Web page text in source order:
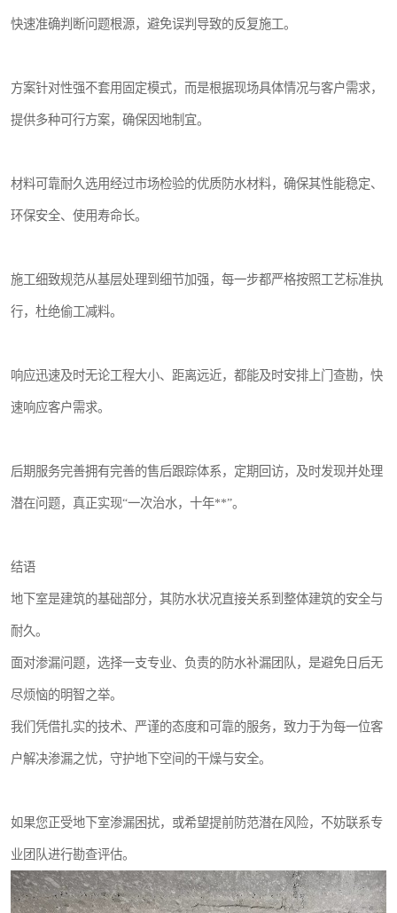
快速准确判断问题根源，避免误判导致的反复施工。
方案针对性强不套用固定模式，而是根据现场具体情况与客户需求，
提供多种可行方案，确保因地制宜。
材料可靠耐久选用经过市场检验的优质防水材料，确保其性能稳定、
环保安全、使用寿命长。
施工细致规范从基层处理到细节加强，每一步都严格按照工艺标准执
行，杜绝偷工减料。
响应迅速及时无论工程大小、距离远近，都能及时安排上门查勘，快
速响应客户需求。
后期服务完善拥有完善的售后跟踪体系，定期回访，及时发现并处理
潜在问题，真正实现“一次治水，十年**”。
结语
地下室是建筑的基础部分，其防水状况直接关系到整体建筑的安全与
耐久。
面对渗漏问题，选择一支专业、负责的防水补漏团队，是避免日后无
尽烦恼的明智之举。
我们凭借扎实的技术、严谨的态度和可靠的服务，致力于为每一位客
户解决渗漏之忧，守护地下空间的干燥与安全。
如果您正受地下室渗漏困扰，或希望提前防范潜在风险，不妨联系专
业团队进行勘查评估。